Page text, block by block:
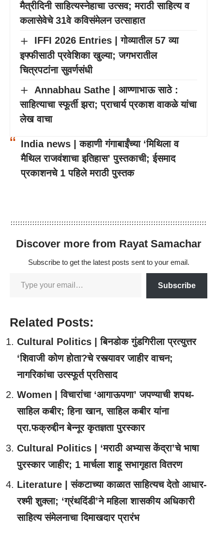
मैत्रीदिनी साहित्यस्नेहाचा उत्सव; मराठी साहित्य व
कलासेवेचे 31वे कविसंमेलन उत्साहात
IFFI 2026 Entries | गोव्यातील 57 व्या
इफ्फीसाठी प्रवेशिका खुल्या; जगभरातील
चित्रपटांना सुवर्णसंधी
Annabhau Sathe | आण्णाभाऊ साठे :
साहित्याचा स्फूर्ती झरा; प्राचार्य प्रकाश वाकळे यांचा
लेख वाचा
India news | कहाणी गंगाबाईंच्या ‘मिथिला व
मैथिल राजवंशाचा इतिहास’ पुस्तकाची; ईसमाद
प्रकाशनचे 1 पहिले मराठी पुस्तक
Discover more from Rayat Samachar
Subscribe to get the latest posts sent to your email.
Subscribe
Related Posts:
Cultural Politics | बिनडोक गुंडगिरीला प्रत्युत्तर
‘शिवाजी कोण होता?चे रस्त्यावर जाहीर वाचन;
नागरिकांचा उत्स्फूर्त प्रतिसाद
Women | विचारांचा ‘आगाऊपणा’ जपण्याची शपथ-
साहिल कबीर; हिना खान, साहिल कबीर यांना
प्रा.फक्रुद्दीन बेन्नूर कृतज्ञता पुरस्कार
Cultural Politics | ‘मराठी अभ्यास केंद्रा’चे भाषा
पुरस्कार जाहीर; 1 मार्चला शाहू सभागृहात वितरण
Literature | संकटाच्या काळात साहित्यच देतो आधार-
रश्मी शुक्ला; ‘ग्रंथदिंडी’ने महिला शासकीय अधिकारी
साहित्य संमेलनाचा दिमाखदार प्रारंभ